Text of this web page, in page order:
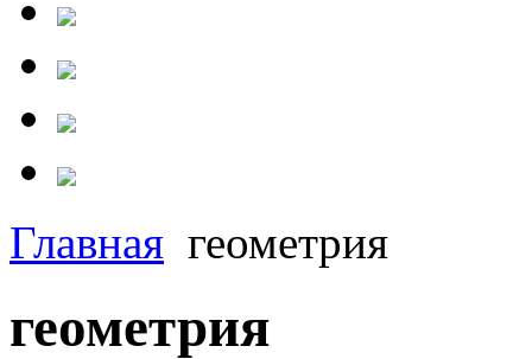
Главная геометрия
геометрия